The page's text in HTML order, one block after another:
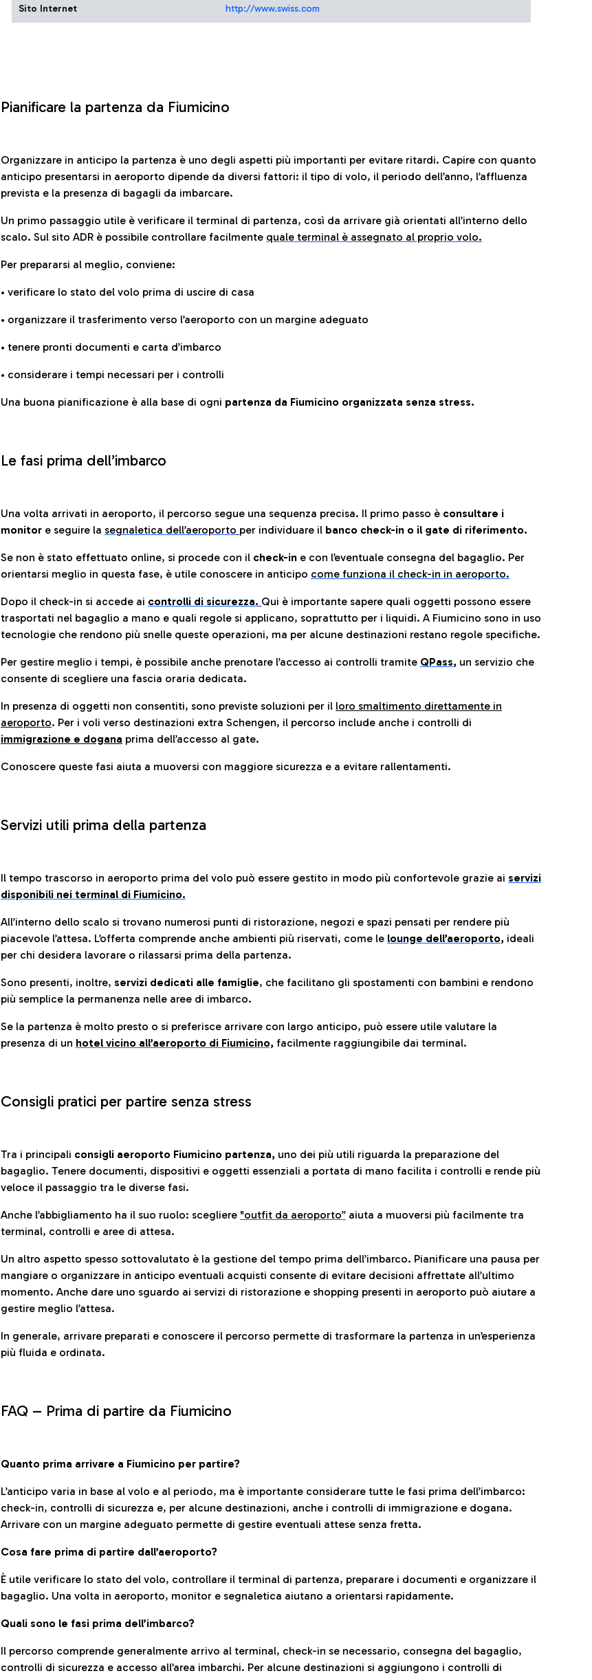
Sito Internet http://www.swiss.com
Pianificare la partenza da Fiumicino
Organizzare in anticipo la partenza è uno degli aspetti più importanti per evitare ritardi. Capire con quanto
anticipo presentarsi in aeroporto dipende da diversi fattori: il tipo di volo, il periodo dell’anno, l’affluenza
prevista e la presenza di bagagli da imbarcare.
Un primo passaggio utile è verificare il terminal di partenza, così da arrivare già orientati all’interno dello
scalo. Sul sito ADR è possibile controllare facilmente quale terminal è assegnato al proprio volo.
Per prepararsi al meglio, conviene:
• verificare lo stato del volo prima di uscire di casa
• organizzare il trasferimento verso l’aeroporto con un margine adeguato
• tenere pronti documenti e carta d’imbarco
• considerare i tempi necessari per i controlli
Una buona pianificazione è alla base di ogni partenza da Fiumicino organizzata senza stress.
Le fasi prima dell’imbarco
Una volta arrivati in aeroporto, il percorso segue una sequenza precisa. Il primo passo è consultare i
monitor e seguire la segnaletica dell’aeroporto per individuare il banco check-in o il gate di riferimento.
Se non è stato effettuato online, si procede con il check-in e con l’eventuale consegna del bagaglio. Per
orientarsi meglio in questa fase, è utile conoscere in anticipo come funziona il check-in in aeroporto.
Dopo il check-in si accede ai controlli di sicurezza. Qui è importante sapere quali oggetti possono essere
trasportati nel bagaglio a mano e quali regole si applicano, soprattutto per i liquidi. A Fiumicino sono in uso
tecnologie che rendono più snelle queste operazioni, ma per alcune destinazioni restano regole specifiche.
Per gestire meglio i tempi, è possibile anche prenotare l’accesso ai controlli tramite QPass, un servizio che
consente di scegliere una fascia oraria dedicata.
In presenza di oggetti non consentiti, sono previste soluzioni per il loro smaltimento direttamente in
aeroporto. Per i voli verso destinazioni extra Schengen, il percorso include anche i controlli di
immigrazione e dogana prima dell’accesso al gate.
Conoscere queste fasi aiuta a muoversi con maggiore sicurezza e a evitare rallentamenti.
Servizi utili prima della partenza
Il tempo trascorso in aeroporto prima del volo può essere gestito in modo più confortevole grazie ai servizi
disponibili nei terminal di Fiumicino.
All’interno dello scalo si trovano numerosi punti di ristorazione, negozi e spazi pensati per rendere più
piacevole l’attesa. L’offerta comprende anche ambienti più riservati, come le lounge dell’aeroporto, ideali
per chi desidera lavorare o rilassarsi prima della partenza.
Sono presenti, inoltre, servizi dedicati alle famiglie, che facilitano gli spostamenti con bambini e rendono
più semplice la permanenza nelle aree di imbarco.
Se la partenza è molto presto o si preferisce arrivare con largo anticipo, può essere utile valutare la
presenza di un hotel vicino all’aeroporto di Fiumicino, facilmente raggiungibile dai terminal.
Consigli pratici per partire senza stress
Tra i principali consigli aeroporto Fiumicino partenza, uno dei più utili riguarda la preparazione del
bagaglio. Tenere documenti, dispositivi e oggetti essenziali a portata di mano facilita i controlli e rende più
veloce il passaggio tra le diverse fasi.
Anche l’abbigliamento ha il suo ruolo: scegliere "outfit da aeroporto” aiuta a muoversi più facilmente tra
terminal, controlli e aree di attesa.
Un altro aspetto spesso sottovalutato è la gestione del tempo prima dell’imbarco. Pianificare una pausa per
mangiare o organizzare in anticipo eventuali acquisti consente di evitare decisioni affrettate all’ultimo
momento. Anche dare uno sguardo ai servizi di ristorazione e shopping presenti in aeroporto può aiutare a
gestire meglio l’attesa.
In generale, arrivare preparati e conoscere il percorso permette di trasformare la partenza in un’esperienza
più fluida e ordinata.
FAQ – Prima di partire da Fiumicino
Quanto prima arrivare a Fiumicino per partire?
L’anticipo varia in base al volo e al periodo, ma è importante considerare tutte le fasi prima dell’imbarco:
check-in, controlli di sicurezza e, per alcune destinazioni, anche i controlli di immigrazione e dogana.
Arrivare con un margine adeguato permette di gestire eventuali attese senza fretta.
Cosa fare prima di partire dall’aeroporto?
È utile verificare lo stato del volo, controllare il terminal di partenza, preparare i documenti e organizzare il
bagaglio. Una volta in aeroporto, monitor e segnaletica aiutano a orientarsi rapidamente.
Quali sono le fasi prima dell’imbarco?
Il percorso comprende generalmente arrivo al terminal, check-in se necessario, consegna del bagaglio,
controlli di sicurezza e accesso all’area imbarchi. Per alcune destinazioni si aggiungono i controlli di